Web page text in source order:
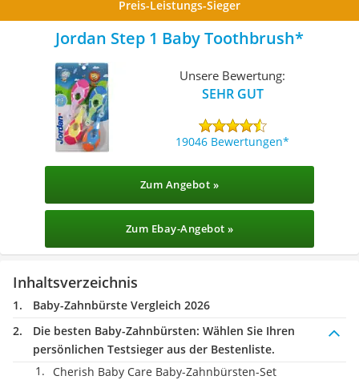
Preis-Leistungs-Sieger
Jordan Step 1 Baby Toothbrush
Unsere Bewertung:
SEHR GUT
19046 Bewertungen
Zum Angebot »
Zum Ebay-Angebot »
Inhaltsverzeichnis
Baby-Zahnbürste Vergleich 2026
Die besten Baby-Zahnbürsten: Wählen Sie Ihren
persönlichen Testsieger aus der Bestenliste.
Cherish Baby Care Baby-Zahnbürsten-Set